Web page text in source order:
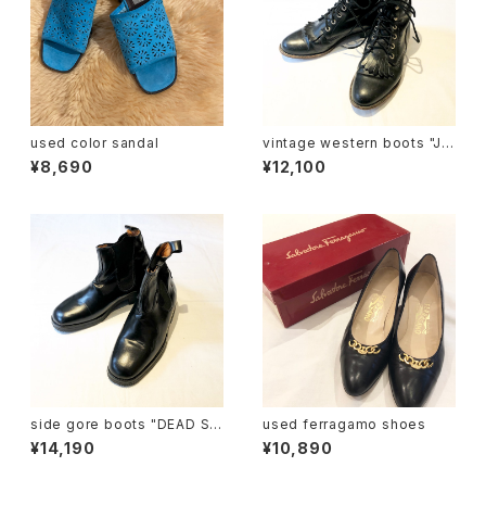
used color sandal
¥8,690
vintage western boots "Ju
stin made"
¥12,100
side gore boots "DEAD ST
OCK"
¥14,190
used ferragamo shoes
¥10,890